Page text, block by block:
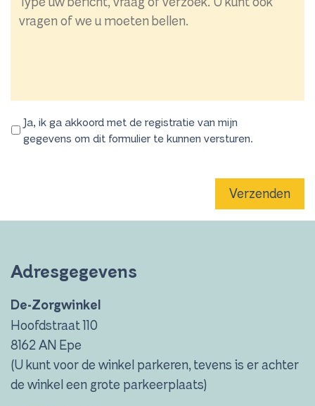
Ja, ik ga akkoord met de registratie van mijn
gegevens om dit formulier te kunnen versturen.
Verzenden
Adresgegevens
De-Zorgwinkel
Hoofdstraat 110
8162 AN Epe
(U kunt voor de winkel parkeren, tevens is er achter
de winkel een grote parkeerplaats)